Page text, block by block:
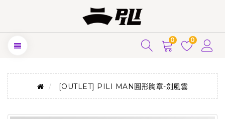
0 0
[OUTLET] PILI MAN圓形胸章-劍風雲